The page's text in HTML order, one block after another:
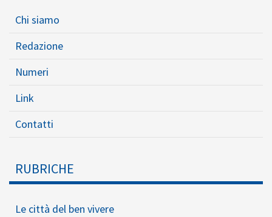
Chi siamo
Redazione
Numeri
Link
Contatti
RUBRICHE
Le città del ben vivere